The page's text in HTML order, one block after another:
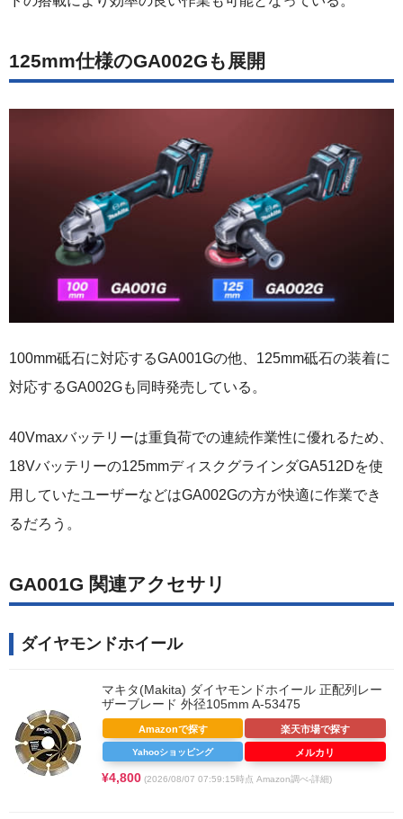
125mm仕様のGA002Gも展開
100mm砥石に対応するGA001Gの他、125mm砥石の装着に
対応するGA002Gも同時発売している。
40Vmaxバッテリーは重負荷での連続作業性に優れるため、
18Vバッテリーの125mmディスクグラインダGA512Dを使
用していたユーザーなどはGA002Gの方が快適に作業でき
るだろう。
GA001G 関連アクセサリ
ダイヤモンドホイール
マキタ(Makita) ダイヤモンドホイール 正配列レー
ザーブレード 外径105mm A-53475
¥4,800 (2026/08/07 07:59:15時点 Amazon調べ-詳細)
Amazonで探す 楽天市場で探す
Yahooショッピング メルカリ